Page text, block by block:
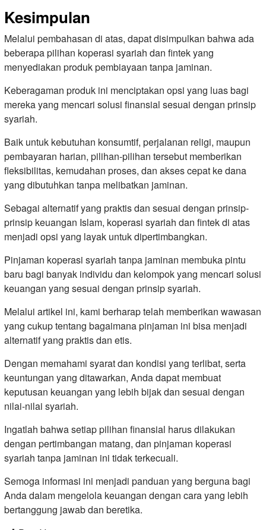
Kesimpulan
Melalui pembahasan di atas, dapat disimpulkan bahwa ada
beberapa pilihan koperasi syariah dan fintek yang
menyediakan produk pembiayaan tanpa jaminan.
Keberagaman produk ini menciptakan opsi yang luas bagi
mereka yang mencari solusi finansial sesuai dengan prinsip
syariah.
Baik untuk kebutuhan konsumtif, perjalanan religi, maupun
pembayaran harian, pilihan-pilihan tersebut memberikan
fleksibilitas, kemudahan proses, dan akses cepat ke dana
yang dibutuhkan tanpa melibatkan jaminan.
Sebagai alternatif yang praktis dan sesuai dengan prinsip-
prinsip keuangan Islam, koperasi syariah dan fintek di atas
menjadi opsi yang layak untuk dipertimbangkan.
Pinjaman koperasi syariah tanpa jaminan membuka pintu
baru bagi banyak individu dan kelompok yang mencari solusi
keuangan yang sesuai dengan prinsip syariah.
Melalui artikel ini, kami berharap telah memberikan wawasan
yang cukup tentang bagaimana pinjaman ini bisa menjadi
alternatif yang praktis dan etis.
Dengan memahami syarat dan kondisi yang terlibat, serta
keuntungan yang ditawarkan, Anda dapat membuat
keputusan keuangan yang lebih bijak dan sesuai dengan
nilai-nilai syariah.
Ingatlah bahwa setiap pilihan finansial harus dilakukan
dengan pertimbangan matang, dan pinjaman koperasi
syariah tanpa jaminan ini tidak terkecuali.
Semoga informasi ini menjadi panduan yang berguna bagi
Anda dalam mengelola keuangan dengan cara yang lebih
bertanggung jawab dan beretika.